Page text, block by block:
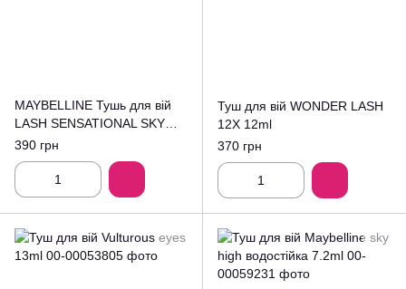
MAYBELLINE Тушь для вій
LASH SENSATIONAL SKY
HIGH
390 грн
Туш для вій WONDER LASH
12X 12ml
370 грн